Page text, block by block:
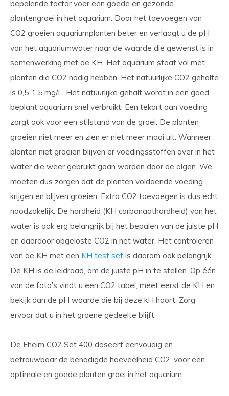
bepalende factor voor een goede en gezonde
plantengroei in het aquarium. Door het toevoegen van
CO2 groeien aquariumplanten beter en verlaagt u de pH
van het aquariumwater naar de waarde die gewenst is in
samenwerking met de KH. Het aquarium staat vol met
planten die CO2 nodig hebben. Het natuurlijke CO2 gehalte
is 0,5-1,5 mg/L. Het natuurlijke gehalt wordt in een goed
beplant aquarium snel verbruikt. Een tekort aan voeding
zorgt ook voor een stilstand van de groei. De planten
groeien niet meer en zien er niet meer mooi uit. Wanneer
planten niet groeien blijven er voedingsstoffen over in het
water die weer gebruikt gaan worden door de algen. We
moeten dus zorgen dat de planten voldoende voeding
krijgen en blijven groeien. Extra CO2 toevoegen is dus echt
noodzakelijk. De hardheid (KH carbonaathardheid) van het
water is ook erg belangrijk bij het bepalen van de juiste pH
en daardoor opgeloste CO2 in het water. Het controleren
van de KH met een KH test set is daarom ook belangrijk.
De KH is de leidraad, om de juiste pH in te stellen. Op één
van de foto's vindt u een CO2 tabel, meet eerst de KH en
bekijk dan de pH waarde die bij deze kH hoort. Zorg
ervoor dat u in het groene gedeelte blijft.
De Eheim CO2 Set 400 doseert eenvoudig en
betrouwbaar de benodigde hoeveelheid CO2, voor een
optimale en goede planten groei in het aquarium.